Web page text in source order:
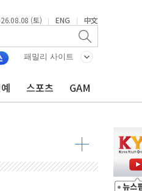
(토) | ENG | 中文
패밀리 사이트
스포츠 GAM
제구간 없어
鄭 44.56%